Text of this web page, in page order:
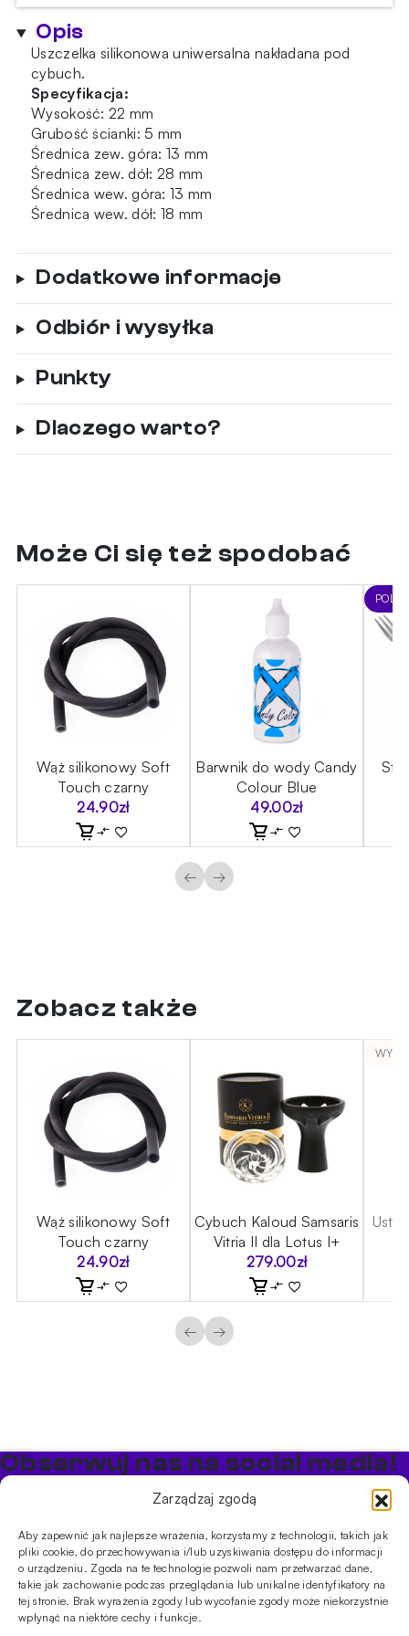
Zarządzaj zgodą
Aby zapewnić jak najlepsze wrażenia, korzystamy z technologii, takich jak
pliki cookie, do przechowywania i/lub uzyskiwania dostępu do informacji
o urządzeniu. Zgoda na te technologie pozwoli nam przetwarzać dane,
takie jak zachowanie podczas przeglądania lub unikalne identyfikatory na
tej stronie. Brak wyrażenia zgody lub wycofanie zgody może niekorzystnie
wpłynąć na niektóre cechy i funkcje.
nr.
3
Opis
Uszczelka silikonowa uniwersalna nakładana pod
cybuch.
Specyfikacja:
Wysokość: 22 mm
Grubość ścianki: 5 mm
Średnica zew. góra: 13 mm
Średnica zew. dół: 28 mm
Średnica wew. góra: 13 mm
Średnica wew. dół: 18 mm
Dodatkowe informacje
Odbiór i wysyłka
Punkty
Dlaczego warto?
Może Ci się też spodobać
Wąż silikonowy Soft
Touch czarny
24.90zł
Barwnik do wody Candy
Colour Blue
49.00zł
← →
Zobacz także
Wąż silikonowy Soft
Touch czarny
24.90zł
Cybuch Kaloud Samsaris
Vitria II dla Lotus I+
279.00zł
← →
Obserwuj nas na social media!
Bądź na bieżąco z promocjami i nowościami w sklepie
PRODUKTY
ShisheCybuchyTytonie Rozpalanie
INFORMACJE